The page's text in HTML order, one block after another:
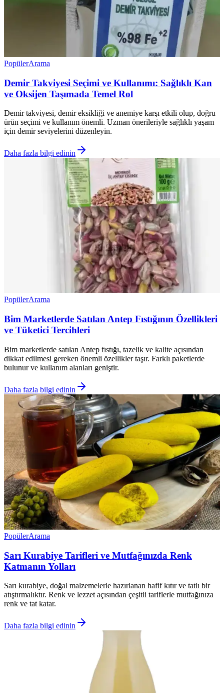
PopülerArama
Demir Takviyesi Seçimi ve Kullanımı: Sağlıklı Kan
ve Oksijen Taşımada Temel Rol
Demir takviyesi, demir eksikliği ve anemiye karşı etkili olup, doğru
ürün seçimi ve kullanım önemli. Uzman önerileriyle sağlıklı yaşam
için demir seviyelerini düzenleyin.
Daha fazla bilgi edinin
PopülerArama
Bim Marketlerde Satılan Antep Fıstığının Özellikleri
ve Tüketici Tercihleri
Bim marketlerde satılan Antep fıstığı, tazelik ve kalite açısından
dikkat edilmesi gereken önemli özellikler taşır. Farklı paketlerde
bulunur ve kullanım alanları geniştir.
Daha fazla bilgi edinin
PopülerArama
Sarı Kurabiye Tarifleri ve Mutfağınızda Renk
Katmanın Yolları
Sarı kurabiye, doğal malzemelerle hazırlanan hafif kıtır ve tatlı bir
atıştırmalıktır. Renk ve lezzet açısından çeşitli tariflerle mutfağınıza
renk ve tat katar.
Daha fazla bilgi edinin